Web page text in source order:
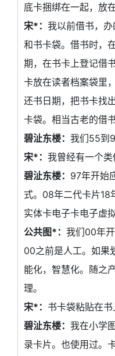
底卡捆绑在一起，放
宋*： 我以前借书，
和书卡袋。借书时，
期，在书卡上登记借
卡放在读者档案袋里
还书日期，把书卡找
卡袋。相当古老的借书
碧沚东楼： 我们55到
宋*： 我曾经有一个类
碧沚东楼： 97年开始
式。08年二代卡片18
实体卡电子卡电子虚
公共图*： 我们00年
00之前是人工。如果
能化，智慧化。随之
理。
宋*： 书卡袋粘贴在书
碧沚东楼： 我在小学
录卡片。也使用过。